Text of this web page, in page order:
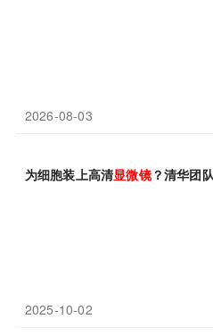
2026-08-03
为细胞装上高清显微镜？清华团
2025-10-02